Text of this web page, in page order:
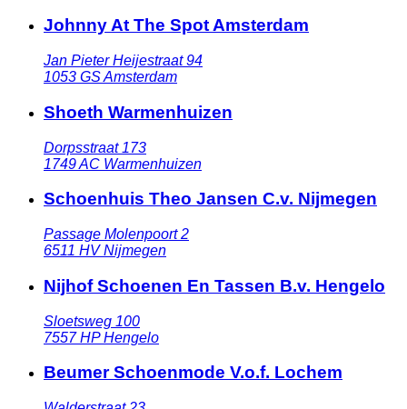
Johnny At The Spot Amsterdam
Jan Pieter Heijestraat 94
1053 GSAmsterdam
Shoeth Warmenhuizen
Dorpsstraat 173
1749 AC Warmenhuizen
Schoenhuis Theo Jansen C.v. Nijmegen
Passage Molenpoort 2
6511 HV Nijmegen
Nijhof Schoenen En Tassen B.v. Hengelo
Sloetsweg 100
7557 HP Hengelo
Beumer Schoenmode V.o.f. Lochem